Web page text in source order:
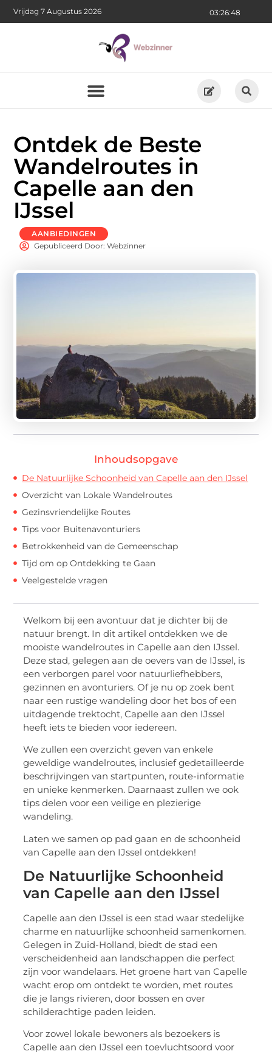
03:26:50
Vrijdag 7 Augustus 2026
Ontdek de Beste
Wandelroutes in
Capelle aan den
IJssel
AANBIEDINGEN
Gepubliceerd Door: Webzinner
Inhoudsopgave
De Natuurlijke Schoonheid van Capelle aan den IJssel
Overzicht van Lokale Wandelroutes
Gezinsvriendelijke Routes
Tips voor Buitenavonturiers
Betrokkenheid van de Gemeenschap
Tijd om op Ontdekking te Gaan
Veelgestelde vragen
Welkom bij een avontuur dat je dichter bij de
natuur brengt. In dit artikel ontdekken we de
mooiste wandelroutes in Capelle aan den IJssel.
Deze stad, gelegen aan de oevers van de IJssel, is
een verborgen parel voor natuurliefhebbers,
gezinnen en avonturiers. Of je nu op zoek bent
naar een rustige wandeling door het bos of een
uitdagende trektocht, Capelle aan den IJssel
heeft iets te bieden voor iedereen.
We zullen een overzicht geven van enkele
geweldige wandelroutes, inclusief gedetailleerde
beschrijvingen van startpunten, route-informatie
en unieke kenmerken. Daarnaast zullen we ook
tips delen voor een veilige en plezierige
wandeling.
Laten we samen op pad gaan en de schoonheid
van Capelle aan den IJssel ontdekken!
De Natuurlijke Schoonheid
van Capelle aan den IJssel
Capelle aan den IJssel is een stad waar stedelijke
charme en natuurlijke schoonheid samenkomen.
Gelegen in Zuid-Holland, biedt de stad een
verscheidenheid aan landschappen die perfect
zijn voor wandelaars. Het groene hart van Capelle
wacht erop om ontdekt te worden, met routes
die je langs rivieren, door bossen en over
schilderachtige paden leiden.
Voor zowel lokale bewoners als bezoekers is
Capelle aan den IJssel een toevluchtsoord voor